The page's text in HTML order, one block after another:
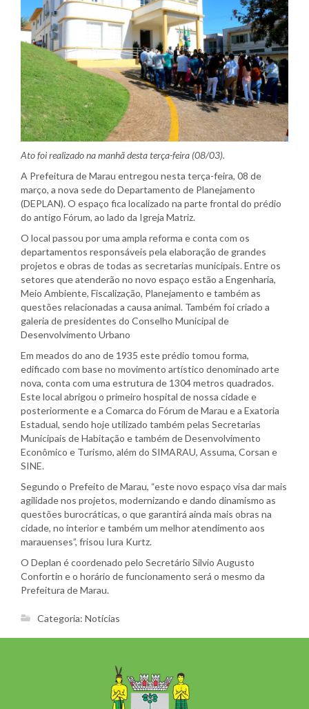
Ato foi realizado na manhã desta terça-feira (08/03).
A Prefeitura de Marau entregou nesta terça-feira, 08 de
março, a nova sede do Departamento de Planejamento
(DEPLAN). O espaço fica localizado na parte frontal do prédio
do antigo Fórum, ao lado da Igreja Matriz.
O local passou por uma ampla reforma e conta com os
departamentos responsáveis pela elaboração de grandes
projetos e obras de todas as secretarias municipais. Entre os
setores que atenderão no novo espaço estão a Engenharia,
Meio Ambiente, Fiscalização, Planejamento e também as
questões relacionadas a causa animal. Também foi criado a
galeria de presidentes do Conselho Municipal de
Desenvolvimento Urbano
Em meados do ano de 1935 este prédio tomou forma,
edificado com base no movimento artístico denominado arte
nova, conta com uma estrutura de 1304 metros quadrados.
Este local abrigou o primeiro hospital de nossa cidade e
posteriormente e a Comarca do Fórum de Marau e a Exatoria
Estadual, sendo hoje utilizado também pelas Secretarias
Municipais de Habitação e também de Desenvolvimento
Econômico e Turismo, além do SIMARAU, Assuma, Corsan e
SINE.
Segundo o Prefeito de Marau, “este novo espaço visa dar mais
agilidade nos projetos, modernizando e dando dinamismo as
questões burocráticas, o que garantirá ainda mais obras na
cidade, no interior e também um melhor atendimento aos
marauenses”, frisou Iura Kurtz.
O Deplan é coordenado pelo Secretário Silvio Augusto
Confortin e o horário de funcionamento será o mesmo da
Prefeitura de Marau.
Categoria: Notícias